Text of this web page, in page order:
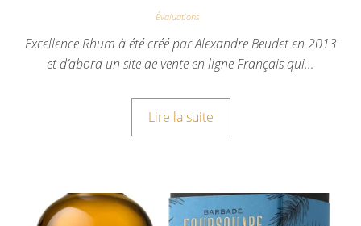
Évaluations
Excellence Rhum à été créé par Alexandre Beudet en 2013
et d’abord un site de vente en ligne Français qui…
Lire la suite